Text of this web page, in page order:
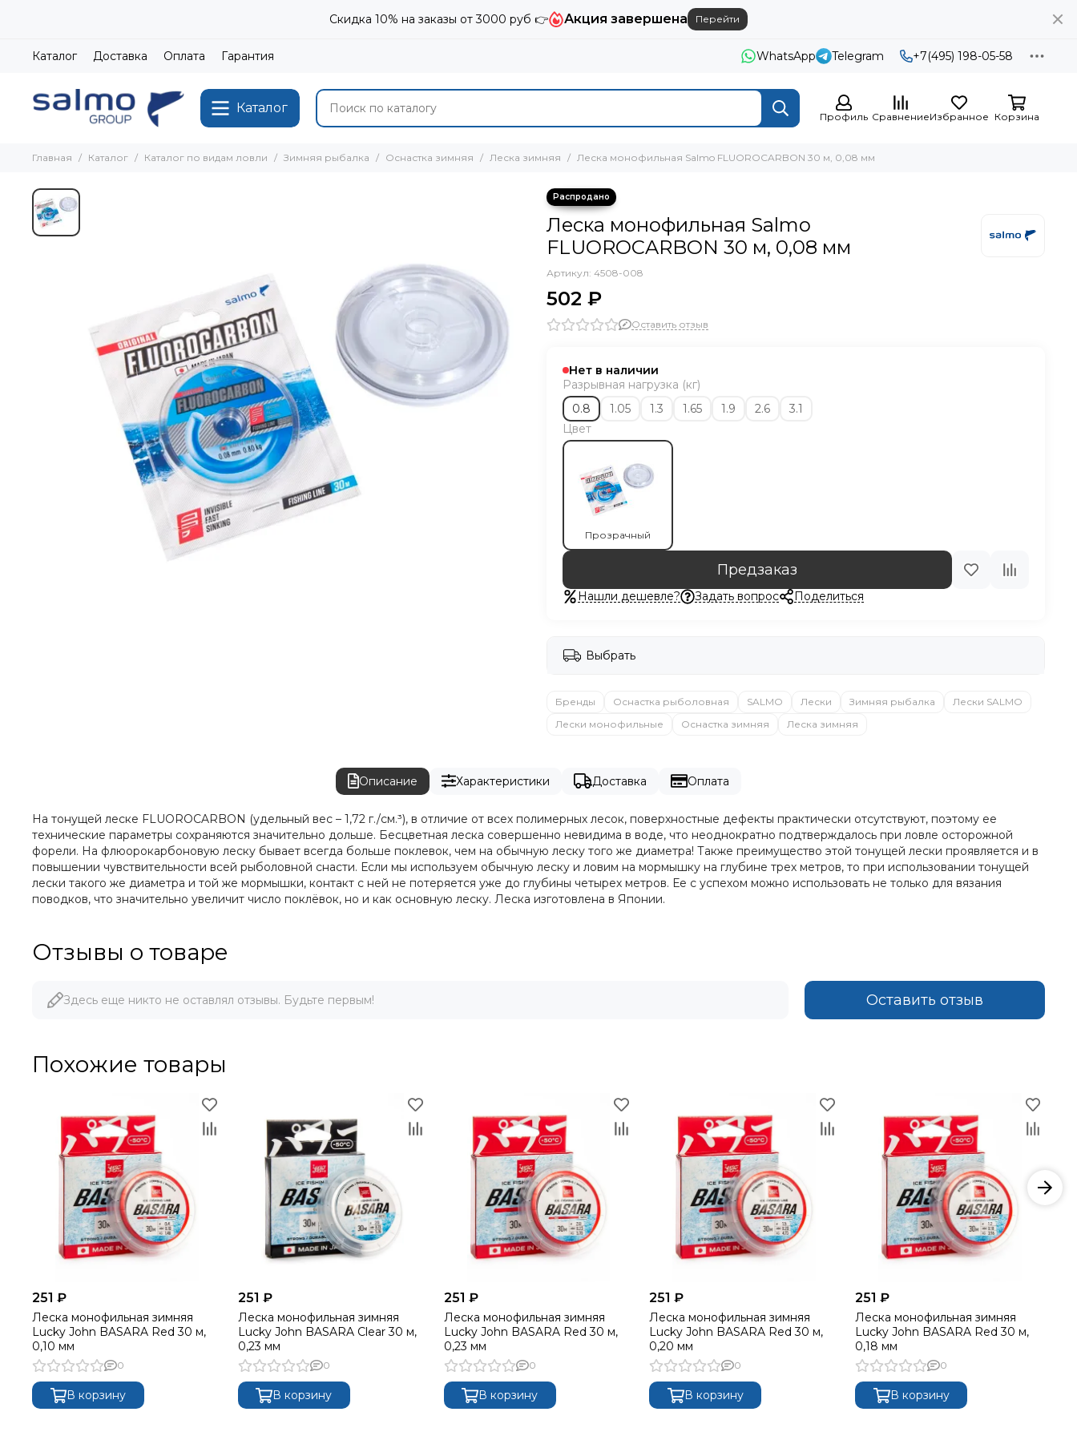
Скидка 10% на заказы от 3000 руб 👉 Акция завершена Перейти
Каталог Доставка Оплата Гарантия WhatsApp Telegram +7(495) 198-05-58
Каталог
Профиль СравнениеИзбранное Корзина
Главная Каталог Каталог по видам ловли Зимняя рыбалка Оснастка зимняя Леска зимняя Леска монофильная Salmo FLUOROCARBON 30 м, 0,08 мм
Леска монофильная Salmo
FLUOROCARBON 30 м, 0,08 мм
Артикул: 4508-008
502 ₽
Оставить отзыв
Нет в наличии
Разрывная нагрузка (кг)
0.8
1.05 1.3 1.65 1.9 2.6
3.1
Цвет
Прозрачный
Предзаказ
Нашли дешевле? Задать вопрос Поделиться
Выбрать
Бренды Оснастка рыболовная SALMO Лески Зимняя рыбалка
Лески SALMO
Лески монофильные
Оснастка зимняя Леска зимняя
Описание Характеристики Доставка Оплата
На тонущей леске FLUOROCARBON (удельный вес – 1,72 г./см.³), в отличие от всех полимерных лесок, поверхностные дефекты практически отсутствуют, поэтому ее
технические параметры сохраняются значительно дольше. Бесцветная леска совершенно невидима в воде, что неоднократно подтверждалось при ловле осторожной
форели. На флюорокарбоновую леску бывает всегда больше поклевок, чем на обычную леску того же диаметра! Также преимущество этой тонущей лески проявляется и в
повышении чувствительности всей рыболовной снасти. Если мы используем обычную леску и ловим на мормышку на глубине трех метров, то при использовании тонущей
лески такого же диаметра и той же мормышки, контакт с ней не потеряется уже до глубины четырех метров. Ее с успехом можно использовать не только для вязания
поводков, что значительно увеличит число поклёвок, но и как основную леску. Леска изготовлена в Японии.
Отзывы о товаре
Здесь еще никто не оставлял отзывы. Будьте первым! Оставить отзыв
Похожие товары
251 ₽
Леска монофильная зимняя
Lucky John BASARA Red 30 м,
0,10 мм
0
В корзину
251 ₽
Леска монофильная зимняя
Lucky John BASARA Clear 30 м,
0,23 мм
0
В корзину
251 ₽
Леска монофильная зимняя
Lucky John BASARA Red 30 м,
0,23 мм
0
В корзину
251 ₽
Леска монофильная зимняя
Lucky John BASARA Red 30 м,
0,20 мм
0
В корзину
251 ₽
Леска монофильная зимняя
Lucky John BASARA Red 30 м,
0,18 мм
0
В корзину